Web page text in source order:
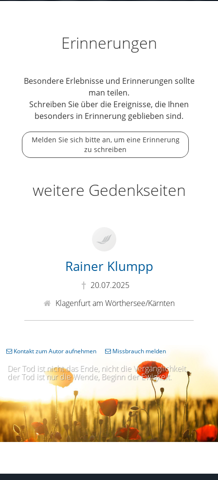
Erinnerungen
Besondere Erlebnisse und Erinnerungen sollte
man teilen.
Schreiben Sie über die Ereignisse, die Ihnen
besonders in Erinnerung geblieben sind.
Melden Sie sich bitte an, um eine Erinnerung
zu schreiben
weitere Gedenkseiten
Rainer Klumpp
20.07.2025
Klagenfurt am Wörthersee/Kärnten
Der Tod ist nicht das Ende, nicht die Vergänglichkeit,
der Tod ist nur die Wende, Beginn der Ewigkeit.
Kontakt zum Autor aufnehmen Missbrauch melden